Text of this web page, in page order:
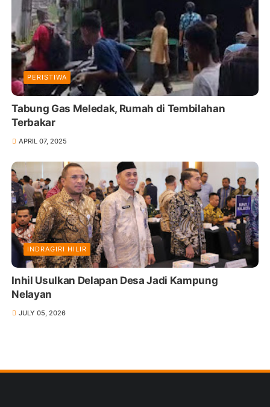
PERISTIWA
Tabung Gas Meledak, Rumah di Tembilahan
Terbakar
APRIL 07, 2025
INDRAGIRI HILIR
Inhil Usulkan Delapan Desa Jadi Kampung
Nelayan
JULY 05, 2026